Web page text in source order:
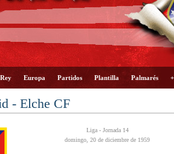
Europa Partidos Plantilla Palmarés
- Elche CF
Liga - Jornada 14
domingo, 20 de diciembre de 1959